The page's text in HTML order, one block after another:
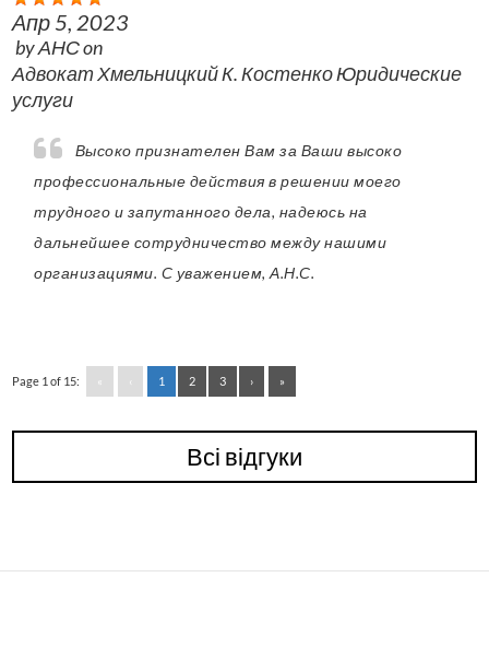
Апр 5, 2023
byАНСon
Адвокат Хмельницкий К. Костенко Юридические
услуги
Высоко признателен Вам за Ваши высоко
профессиональные действия в решении моего
трудного и запутанного дела, надеюсь на
дальнейшее сотрудничество между нашими
организациями. С уважением, А.Н.С.
Page 1 of 15: « ‹ 1 2 3 › »
Всі відгуки